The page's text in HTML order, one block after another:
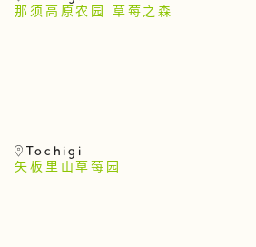
那须高原农园 草莓之森
Tochigi
矢板里山草莓园